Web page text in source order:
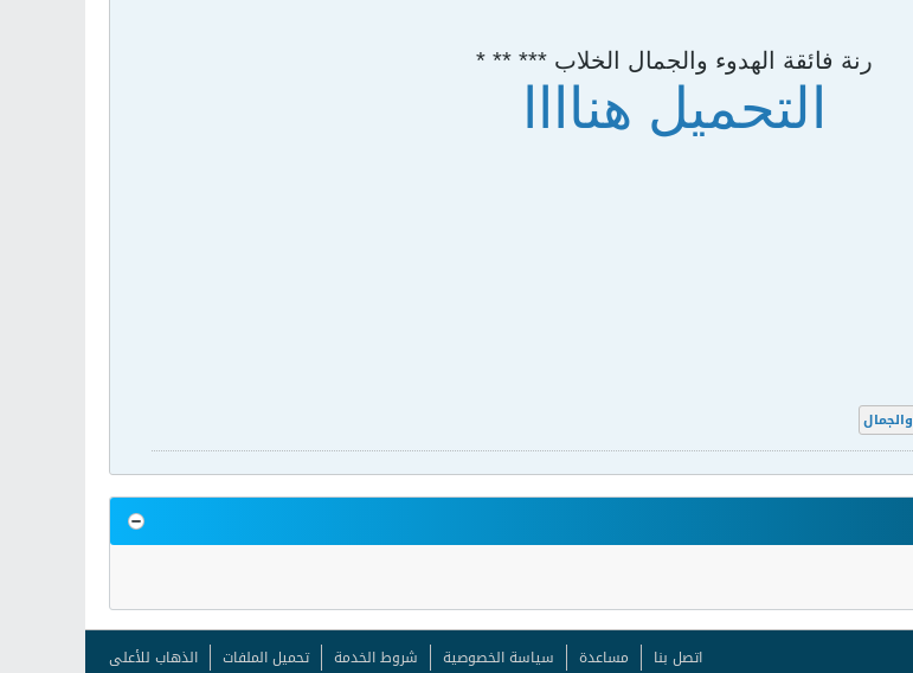
رنة فائقة الهدوء والجمال الخلاب *** ** *
التحميل هناااا
والجمال
اتصل بنا مساعدة سياسة الخصوصية شروط الخدمة تحميل الملفات الذهاب للأعلى